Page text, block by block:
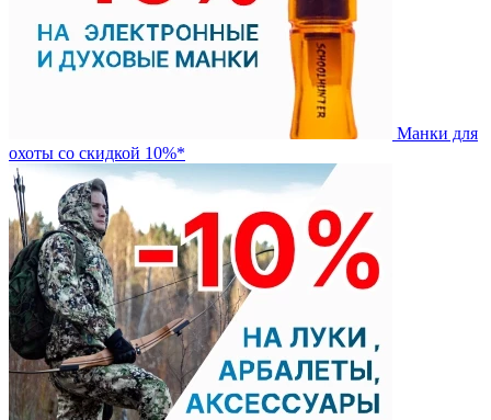
Манки для
охоты со скидкой 10%*